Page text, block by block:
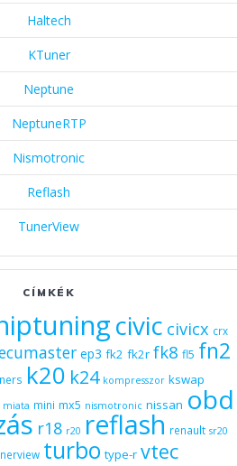
Haltech
KTuner
Neptune
NeptuneRTP
Nismotronic
Reflash
TunerView
CÍMKÉK
civic civicx crx
ep3 fk2 fk2r fk8 fl5 fn2
k20 k24 kompresszor kswap
miata mini mx5 nismotronic nissan obd
r18 r20 reflash renault sr20
turbo type-r vtec